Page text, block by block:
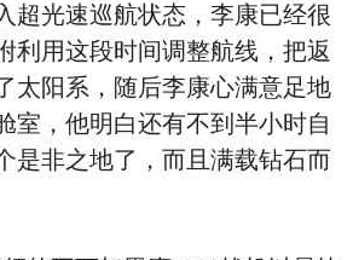
超光速巡航状态，李康已经很
利用这段时间调整航线，把返
太阳系，随后李康心满意足地
室，他明白还有不到半小时自
是非之地了，而且满载钻石而